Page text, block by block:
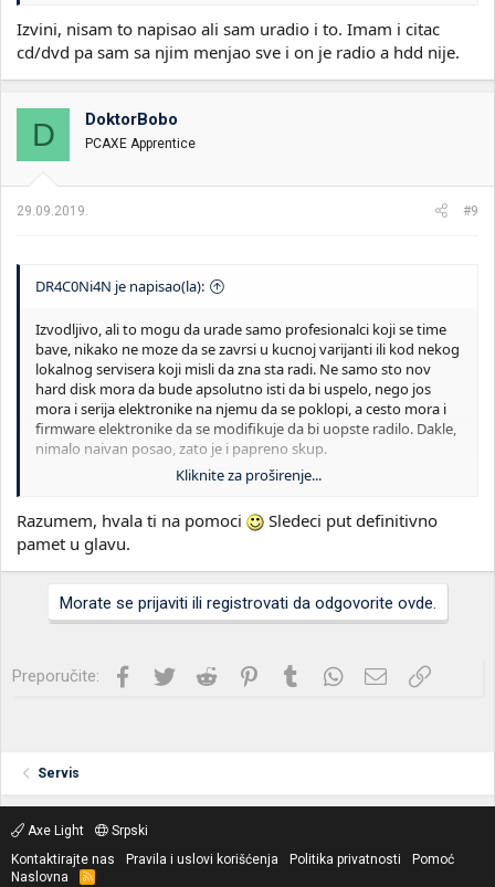
Izvini, nisam to napisao ali sam uradio i to. Imam i citac
cd/dvd pa sam sa njim menjao sve i on je radio a hdd nije.
D DoktorBobo
PCAXE Apprentice
29.09.2019. #9
DR4C0Ni4N je napisao(la):
Izvodljivo, ali to mogu da urade samo profesionalci koji se time
bave, nikako ne moze da se zavrsi u kucnoj varijanti ili kod nekog
lokalnog servisera koji misli da zna sta radi. Ne samo sto nov
hard disk mora da bude apsolutno isti da bi uspelo, nego jos
mora i serija elektronike na njemu da se poklopi, a cesto mora i
firmware elektronike da se modifikuje da bi uopste radilo. Dakle,
nimalo naivan posao, zato je i papreno skup.
Ako su ti podaci veoma bitni, najbolje plati profesionalce da to
toliko bitni da opravdaju cenu popravke i povracaja, onda se
oprosti od njih pa za drugi put pamet u glavu i pravi bekap na
bar jos jedan disk za bitne stvari.
Kliknite za proširenje...
Razumem, hvala ti na pomoci
Sledeci put definitivno
pamet u glavu.
Morate se prijaviti ili registrovati da odgovorite ovde.
Preporučite: Facebook
Twitter Reddit PinterestTumblrWhatsApp
Imejl Link
Servis
Axe Light
Srpski
Kontaktirajte nas
Pravila i uslovi korišćenja Politika privatnosti
Pomoć
Naslovna
R